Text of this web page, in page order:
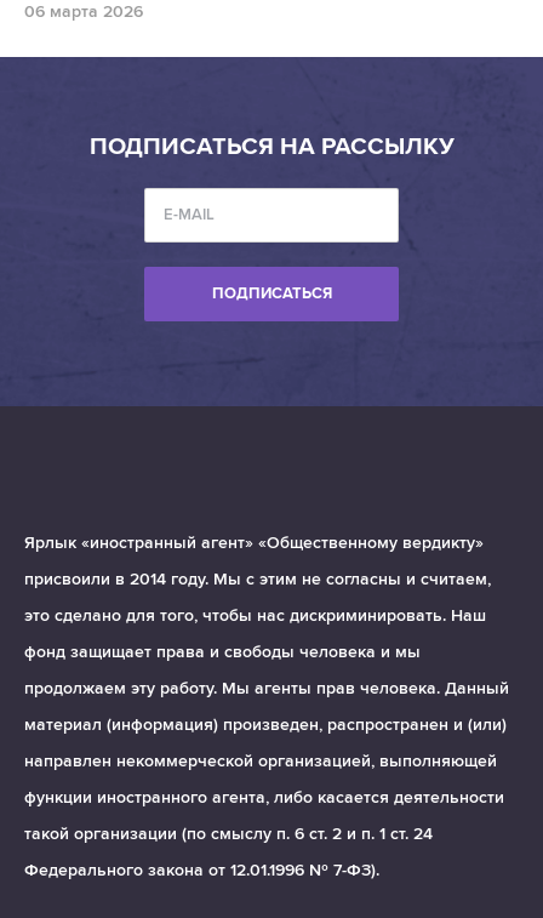
06 марта 2026
ПОДПИСАТЬСЯ НА РАССЫЛКУ
ПОДПИСАТЬСЯ
Ярлык «иностранный агент» «Общественному вердикту»
присвоили в 2014 году. Мы с этим не согласны и считаем,
это сделано для того, чтобы нас дискриминировать. Наш
фонд защищает права и свободы человека и мы
продолжаем эту работу. Мы агенты прав человека. Данный
материал (информация) произведен, распространен и (или)
направлен некоммерческой организацией, выполняющей
функции иностранного агента, либо касается деятельности
такой организации (по смыслу п. 6 ст. 2 и п. 1 ст. 24
Федерального закона от 12.01.1996 № 7-ФЗ).